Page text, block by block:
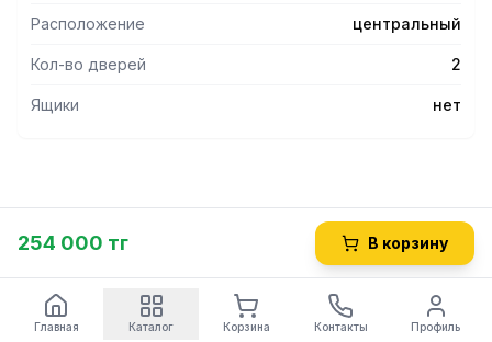
Расположение центральный
Кол-во дверей 2
Ящики нет
254 000 тг В корзину
Главная Каталог Корзина Контакты Профиль